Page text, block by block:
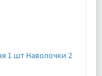
1 шт Наволочки 2